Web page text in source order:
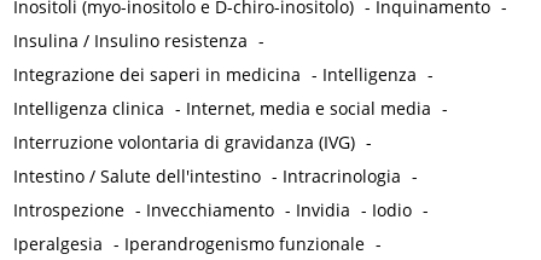
Inositoli (myo-inositolo e D-chiro-inositolo) - Inquinamento -
Insulina / Insulino resistenza -
Integrazione dei saperi in medicina - Intelligenza -
Intelligenza clinica - Internet, media e social media -
Interruzione volontaria di gravidanza (IVG) -
Intestino / Salute dell'intestino - Intracrinologia -
Introspezione - Invecchiamento - Invidia - Iodio -
Iperalgesia - Iperandrogenismo funzionale -